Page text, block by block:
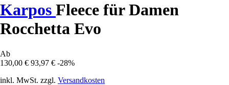
Karpos Fleece für Damen
Rocchetta Evo
Ab
130,00 € 93,97 € -28%
inkl. MwSt. zzgl. Versandkosten